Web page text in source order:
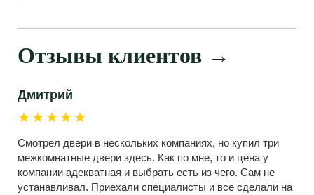
Отзывы клиентов →
Дмитрий
★★★★★
Смотрел двери в нескольких компаниях, но купил три
межкомнатные двери здесь. Как по мне, то и цена у
компании адекватная и выбрать есть из чего. Сам не
устанавливал. Приехали специалисты и все сделали на